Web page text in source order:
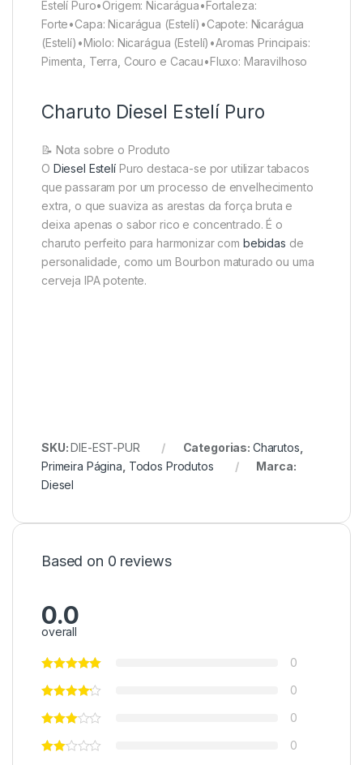
Estelí Puro•Origem: Nicarágua•Fortaleza:
Forte•Capa: Nicarágua (Estelí)•Capote: Nicarágua
(Estelí)•Miolo: Nicarágua (Estelí)•Aromas Principais:
Pimenta, Terra, Couro e Cacau•Fluxo: Maravilhoso
Charuto Diesel Estelí Puro
📝 Nota sobre o Produto
O Diesel EstelíPuro destaca-se por utilizar tabacos
que passaram por um processo de envelhecimento
extra, o que suaviza as arestas da força bruta e
deixa apenas o sabor rico e concentrado. É o
charuto perfeito para harmonizar com bebidas de
personalidade, como um Bourbon maturado ou uma
cerveja IPA potente.
SKU:DIE-EST-PUR Categorias: Charutos
Primeira Página Todos Produtos
Marca:
Diesel
Based on 0 reviews
0.0
overall
0
0
0
0